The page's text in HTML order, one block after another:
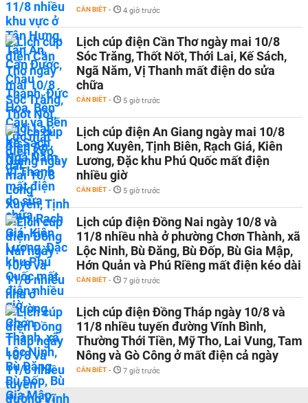
CẦN BIẾT - 4 giờ trước
Lịch cúp điện Cần Thơ ngày mai 10/8
Sóc Trăng, Thốt Nốt, Thới Lai, Kế Sách,
Ngã Năm, Vị Thanh mất điện do sửa
chữa
CẦN BIẾT - 5 giờ trước
Lịch cúp điện An Giang ngày mai 10/8
Long Xuyên, Tịnh Biên, Rạch Giá, Kiên
Lương, Đặc khu Phú Quốc mất điện
nhiều giờ
CẦN BIẾT - 5 giờ trước
Lịch cúp điện Đồng Nai ngày 10/8 và
11/8 nhiều nhà ở phường Chơn Thành, xã
Lộc Ninh, Bù Đăng, Bù Đốp, Bù Gia Mập,
Hớn Quản và Phú Riềng mất điện kéo dài
CẦN BIẾT - 7 giờ trước
Lịch cúp điện Đồng Tháp ngày 10/8 và
11/8 nhiều tuyến đường Vĩnh Bình,
Thường Thới Tiền, Mỹ Tho, Lai Vung, Tam
Nông và Gò Công ở mất điện cả ngày
CẦN BIẾT - 7 giờ trước